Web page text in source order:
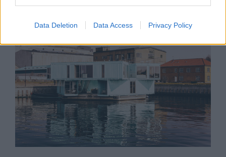
Data Deletion Data Access Privacy Policy